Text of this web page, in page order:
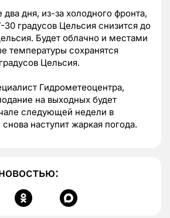
дня, из-за холодного фронта,
30 градусов Цельсия снизится до
Будет облачно и местами
температуры сохранятся
Цельсия.
Гидрометеоцентра,
на выходных будет
следующей недели в
наступит жаркая погода.